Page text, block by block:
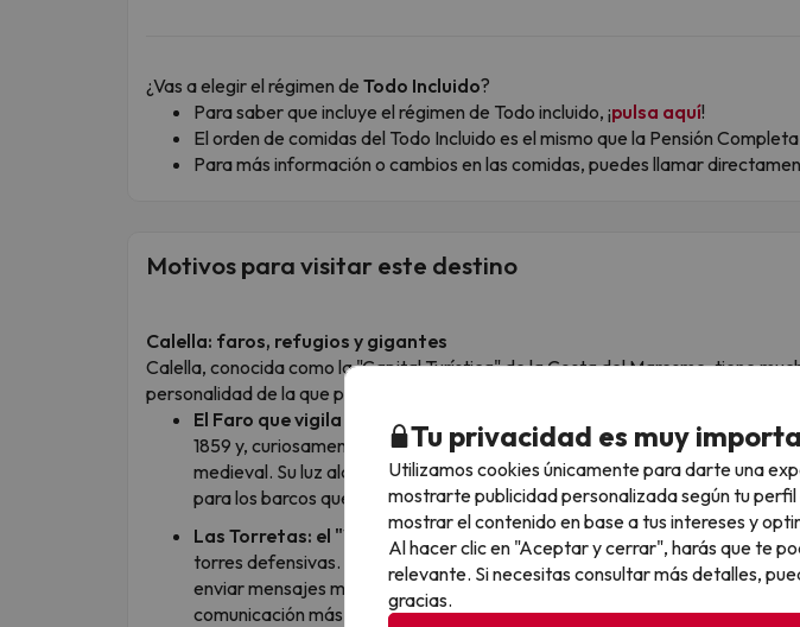
¿Vas a elegir el régimen de Todo Incluido?
Para saber que incluye el régimen de Todo incluido, ¡pulsa aquí!
El orden de comidas del Todo Incluido es el mismo que la Pensión
Para más información o cambios en las comidas, puedes llamar
Motivos para visitar este destino
Calella: faros, refugios y gigantes
Calella, conocida como la "Capital Turística" de la Costa del Maresme, tiene
personalidad de la que parece a simple vista. Aquí tienes algunos datos curiosos:
El Faro que vigila el Mediterráneo:
1859 y, curiosamente, en el mismo lugar donde antes había una antigua
medieval. Su luz alcanza unas 18 millas náuticas, lo que lo convierte en una
para los barcos que se acercan a Barcelona desde el norte.
Las Torretas: el "WhatsApp" del siglo XIX:cerca del faro verás unas
torres defensivas. En realidad, eran parte de una red de telegrafía óptica.
enviar mensajes mediante señales visuales de una torre a otra. ¡Era el
comunicación más rápido antes de que llegara el cable eléctrico!
Tu privacidad es muy
Utilizamos cookies únicamente para darte una
mostrarte publicidad personalizada según tu
mostrar el contenido en base a tus intereses y
Al hacer clic en "Aceptar y cerrar", harás que te
relevante. Si necesitas consultar más detalles,
gracias.